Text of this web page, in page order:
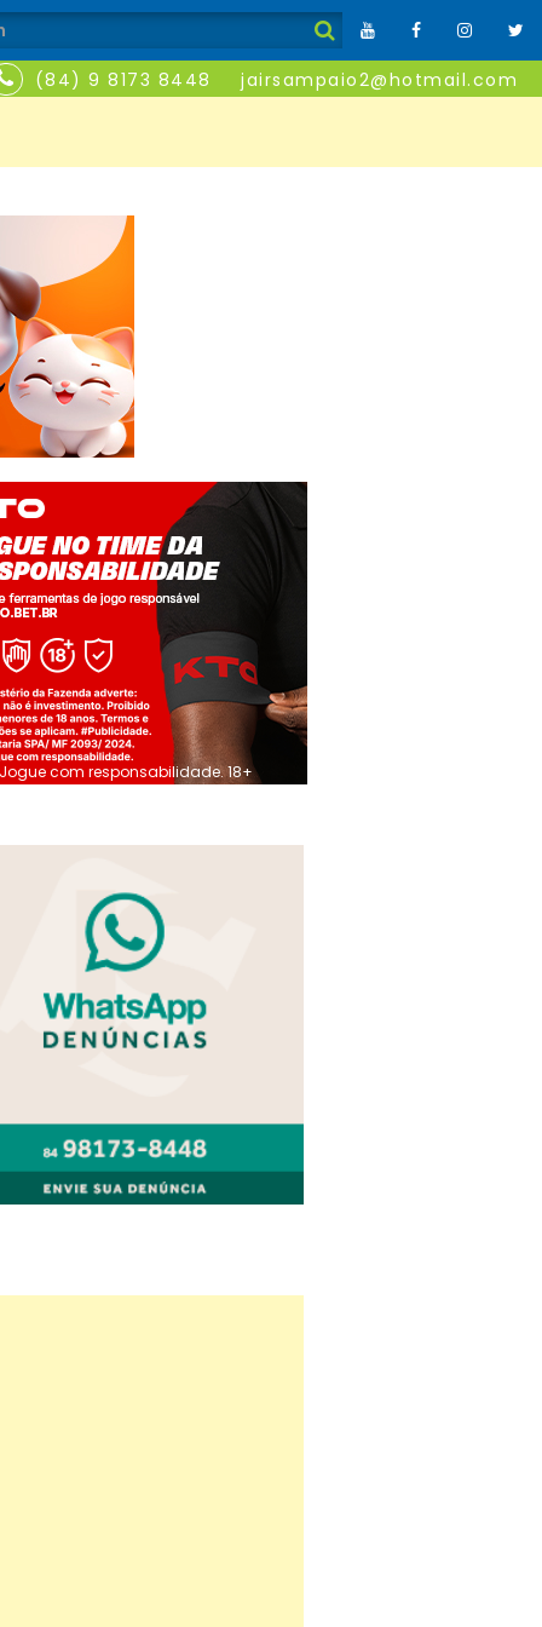
(84) 9 8173 8448 jairsampaio2@hotmail.com
Jogue com responsabilidade. 18+